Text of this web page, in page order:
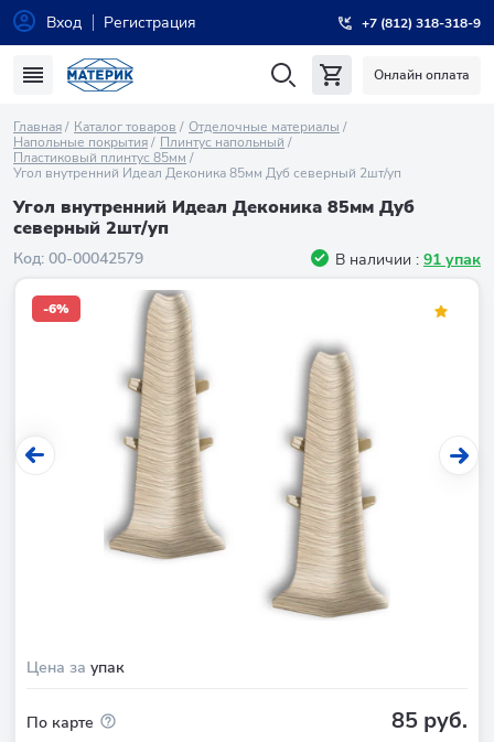
Вход Регистрация +7 (812) 318-318-9
Онлайн оплата
Главная Каталог товаров
Отделочные материалы
Напольные покрытия
Плинтус напольный
Пластиковый плинтус 85мм
Угол внутренний Идеал Деконика 85мм Дуб северный 2шт/уп
Угол внутренний Идеал Деконика 85мм Дуб
северный 2шт/уп
Код: 00-00042579 В наличии : 91 упак
Цена за упак
-6%
По карте 85 руб.